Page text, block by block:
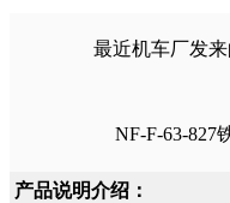
最近机车厂发
NF-F-63-827
产品说明介绍：